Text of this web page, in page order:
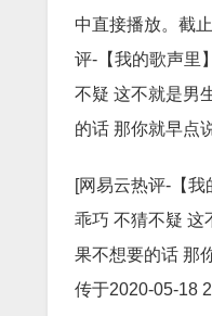
中直接播放。截
评-【我的歌声里
不疑 这不就是男
的话 那你就早点
[网易云热评-【
乖巧 不猜不疑 这
果不想要的话 那
传于2020-05-18